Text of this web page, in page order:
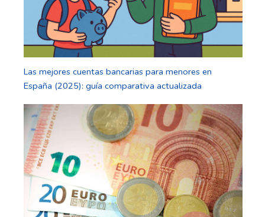
Las mejores cuentas bancarias para menores en
España (2025): guía comparativa actualizada